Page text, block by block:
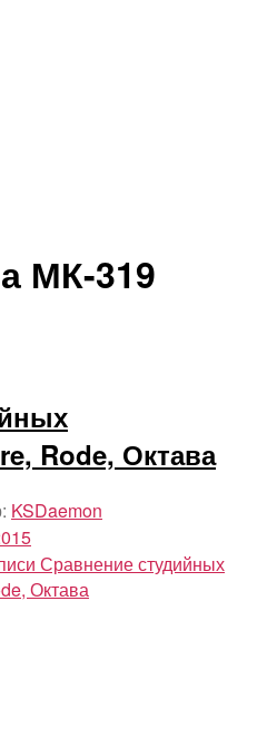
МК-319
Rode, Октава
KSDaemon
Сравнение студийных
Октава